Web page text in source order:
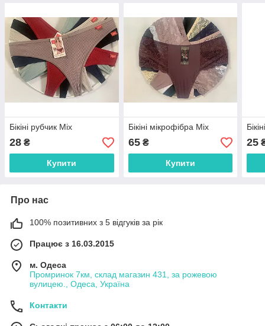
Бікіні рубчик Міх
28 ₴
Купити
Бікіні мікрофібра Міх
65₴
Купити
25
Про нас
100% позитивних з 5 відгуків за рік
Працює з 16.03.2015
м. Одеса
Промринок 7км, склад магазин 431, за рожевою
вулицею., Одеса, Україна
Контакти